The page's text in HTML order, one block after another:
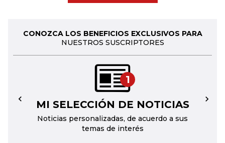
CONOZCA LOS BENEFICIOS EXCLUSIVOS PARA
NUESTROS SUSCRIPTORES
1
MI SELECCIÓN DE NOTICIAS
Noticias personalizadas, de acuerdo a sus
temas de interés
← →